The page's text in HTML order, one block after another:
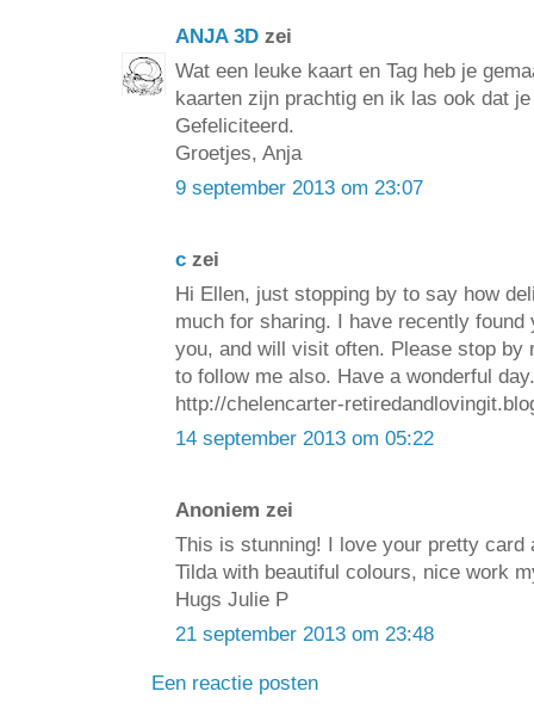
ANJA 3D zei
Wat een leuke kaart en Tag heb je
kaarten zijn prachtig en ik las ook dat
Gefeliciteerd.
Groetjes, Anja
9 september 2013 om 23:07
c zei
Hi Ellen, just stopping by to say how
much for sharing. I have recently found
you, and will visit often. Please stop by
to follow me also. Have a wonderful
http://chelencarter-
14 september 2013 om 05:22
Anoniem zei
This is stunning! I love your pretty card
Tilda with beautiful colours, nice work
Hugs Julie P
21 september 2013 om 23:48
Een reactie posten